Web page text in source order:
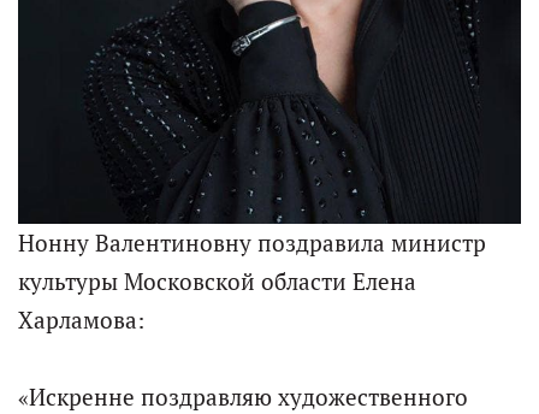
Нонну Валентиновну поздравила министр
культуры Московской области Елена
Харламова:
«Искренне поздравляю художественного